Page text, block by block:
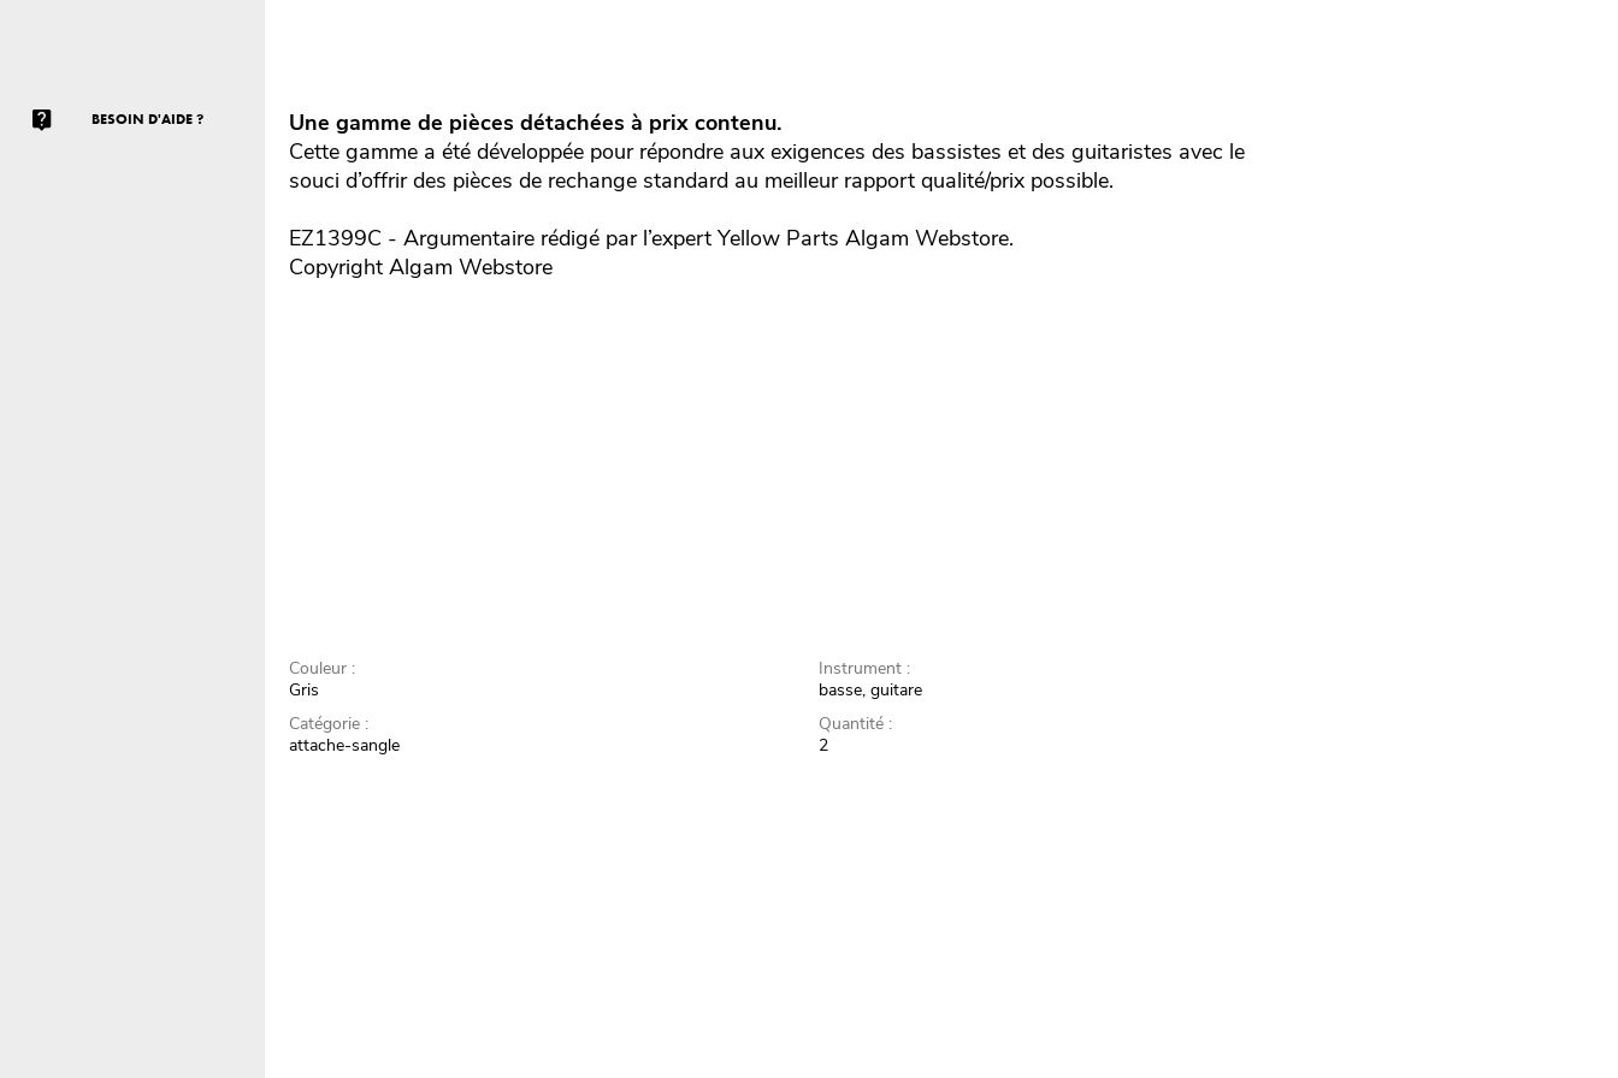
BESOIN D'AIDE ?
Une gamme de pièces détachées à prix contenu.
Cette gamme a été développée pour répondre aux exigences des bassistes et des guitaristes avec le
souci d’offrir des pièces de rechange standard au meilleur rapport qualité/prix possible.
EZ1399C - Argumentaire rédigé par l’expertYellow Parts Algam Webstore.
Copyright Algam Webstore
Couleur :
Gris
Catégorie :
attache-sangle
Instrument :
basse, guitare
Quantité :
2